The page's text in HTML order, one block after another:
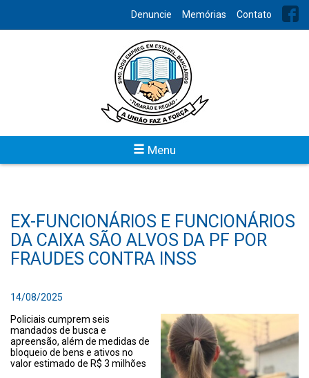
Denuncie Memórias Contato
Menu
EX-FUNCIONÁRIOS E FUNCIONÁRIOS
DA CAIXA SÃO ALVOS DA PF POR
FRAUDES CONTRA INSS
14/08/2025
Policiais cumprem seis
mandados de busca e
apreensão, além de medidas de
bloqueio de bens e ativos no
valor estimado de R$ 3 milhões